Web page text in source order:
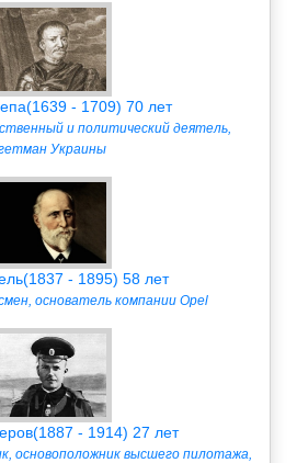
- 1709) 70 лет
и политический деятель,
Украины
- 1895) 58 лет
основатель компании Opel
- 1914) 27 лет
основоположник высшего пилотажа,